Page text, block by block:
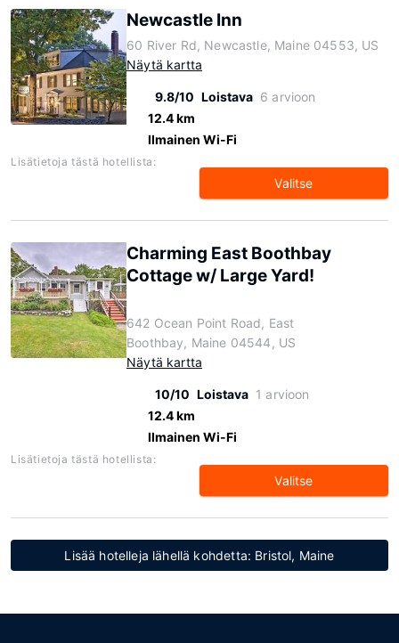
Newcastle Inn
60 River Rd, Newcastle, Maine 04553, US
Näytä kartta
9.8/10 Loistava 6 arvioon
12.4 km
Ilmainen Wi-Fi
Lisätietoja tästä hotellista:
Valitse
Charming East Boothbay
Cottage w/ Large Yard!
642 Ocean Point Road, East
Boothbay, Maine 04544, US
Näytä kartta
10/10 Loistava 1 arvioon
12.4 km
Ilmainen Wi-Fi
Lisätietoja tästä hotellista:
Valitse
Lisää hotelleja lähellä kohdetta: Bristol, Maine